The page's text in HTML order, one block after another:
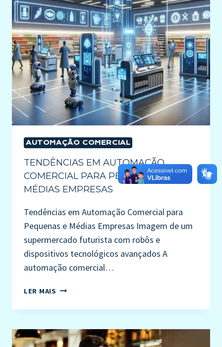
AUTOMAÇÃO COMERCIAL
TENDÊNCIAS EM AUTOMAÇÃO
COMERCIAL PARA PEQUENAS E
MÉDIAS EMPRESAS
Tendências em Automação Comercial para
Pequenas e Médias Empresas Imagem de um
supermercado futurista com robôs e
dispositivos tecnológicos avançados A
automação comercial…
LER MAIS